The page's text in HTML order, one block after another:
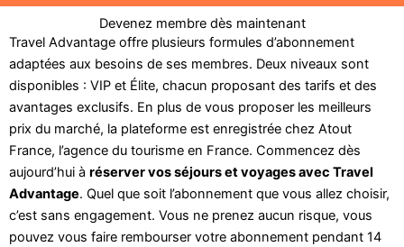
Devenez membre dès maintenant
Travel Advantage offre plusieurs formules d’abonnement
adaptées aux besoins de ses membres. Deux niveaux sont
disponibles : VIP et Élite, chacun proposant des tarifs et des
avantages exclusifs. En plus de vous proposer les meilleurs
prix du marché, la plateforme est enregistrée chez Atout
France, l’agence du tourisme en France. Commencez dès
aujourd’hui à réserver vos séjours et voyages avec Travel
Advantage. Quel que soit l’abonnement que vous allez choisir,
c’est sans engagement. Vous ne prenez aucun risque, vous
pouvez vous faire rembourser votre abonnement pendant 14